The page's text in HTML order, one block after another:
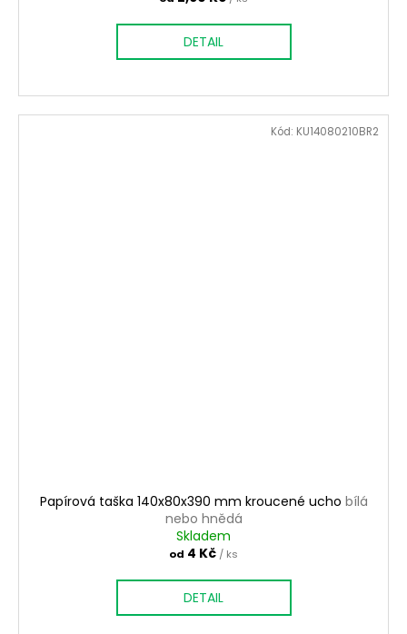
DETAIL
Papírová taška 140x80x390 mm kroucené ucho bílá
nebo hnědá
Skladem
od 4 Kč / ks
DETAIL
Kód: KU14080210BR2